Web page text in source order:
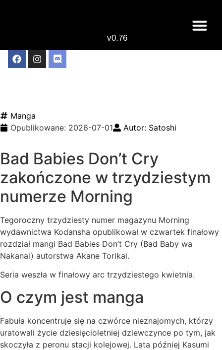
v0.76
Manga
Opublikowane: 2026-07-01 Autor: Satoshi
Bad Babies Don’t Cry
zakończone w trzydziestym
numerze Morning
Tegoroczny trzydziesty numer magazynu Morning
wydawnictwa Kodansha opublikował w czwartek finałowy
rozdział mangi Bad Babies Don’t Cry (Bad Baby wa
Nakanai) autorstwa Akane Torikai.
Seria weszła w finałowy arc trzydziestego kwietnia.
O czym jest manga
Fabuła koncentruje się na czwórce nieznajomych, którzy
uratowali życie dziesięcioletniej dziewczynce po tym, jak
skoczyła z peronu stacji kolejowej. Lata później Kasumi